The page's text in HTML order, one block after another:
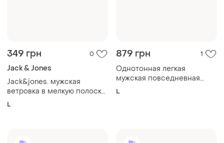
349 грн 0
Jack & Jones
Jack&jones. мужская
ветровка в мелкую полоску
новая (l)
L
879 грн 1
Однотонная легкая
мужская повседневная
куртка ветровка
L